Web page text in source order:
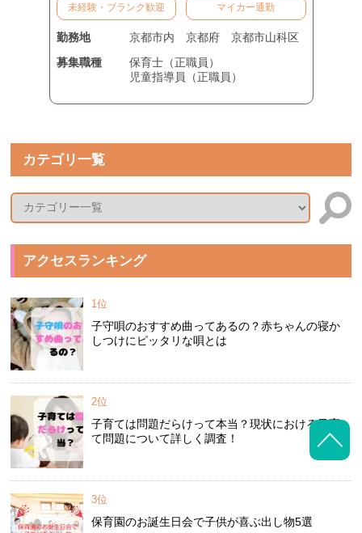
未経験・ブランク歓迎 マイカー通勤
勤務地 京都市内 京都府
京都市山科区
募集職種
保育士（正職員）
児童指導員（正職員）
カテゴリ一覧
アクセスランキング
1位
子守唄のおすすめ曲ってあるの？赤ちゃんの寝か
しつけにピッタリな唄とは
2位
子育ては問題だらけって本当？現状における子育
て問題について詳しく調査！
3位
保育園のお誕生日会で子供が喜ぶ出し物5選